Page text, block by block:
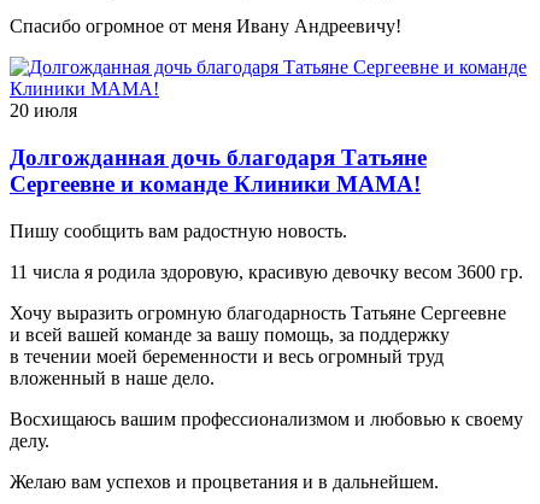
Спасибо огромное от меня Ивану Андреевичу!
20 июля
Долгожданная дочь благодаря Татьяне
Сергеевне и команде Клиники МАМА!
Пишу сообщить вам радостную новость.
11 числа я родила здоровую, красивую девочку весом 3600 гр.
Хочу выразить огромную благодарность Татьяне Сергеевне
и всей вашей команде за вашу помощь, за поддержку
в течении моей беременности и весь огромный труд
вложенный в наше дело.
Восхищаюсь вашим профессионализмом и любовью к своему
делу.
Желаю вам успехов и процветания и в дальнейшем.